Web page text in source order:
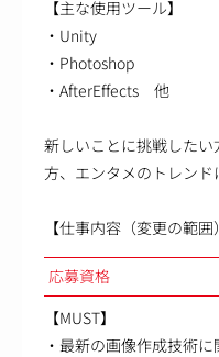
【主な使用ツール】
・Unity
・Photoshop
・AfterEffects 他
新しいことに挑戦した
方、エンタメのトレンド
【仕事内容（変更の範
応募資格
【MUST】
・最新の画像作成技術